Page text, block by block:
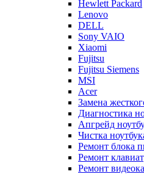
Hewlett Packard
Lenovo
DELL
Sony VAIO
Xiaomi
Fujitsu
Fujitsu Siemens
MSI
Acer
Замена
Диагностика
Апгрейд
Чистка
Ремонт блока
Ремонт
Ремонт